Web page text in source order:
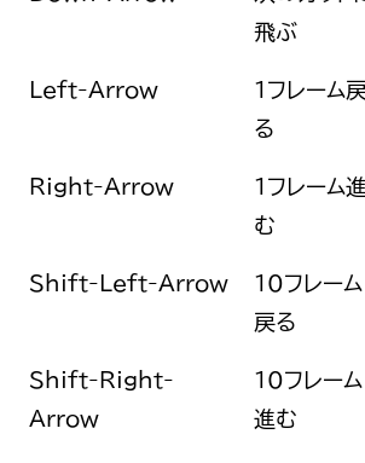
飛ぶ
Left-Arrow
1フレーム
る
Right-Arrow
1フレーム進
む
Shift-Left-Arrow
10フレーム
戻る
Shift-Right-
Arrow
10フレーム
進む